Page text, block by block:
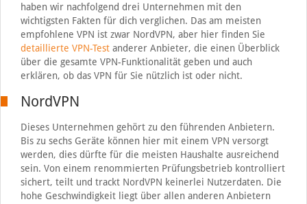
haben wir nachfolgend drei Unternehmen mit den
wichtigsten Fakten für dich verglichen. Das am meisten
empfohlene VPN ist zwar NordVPN, aber hier finden Sie
detaillierte VPN-Testanderer Anbieter, die einen Überblick
über die gesamte VPN-Funktionalität geben und auch
erklären, ob das VPN für Sie nützlich ist oder nicht.
NordVPN
Dieses Unternehmen gehört zu den führenden Anbietern.
Bis zu sechs Geräte können hier mit einem VPN versorgt
werden, dies dürfte für die meisten Haushalte ausreichend
sein. Von einem renommierten Prüfungsbetrieb kontrolliert
sichert, teilt und trackt NordVPN keinerlei Nutzerdaten. Die
hohe Geschwindigkeit liegt über allen anderen Anbietern